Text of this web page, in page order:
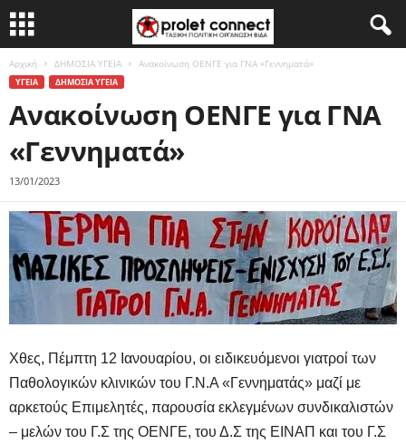
Αρχική ΔΗΜΟΣΙΑ ΥΓΕΙΑ Ανακοίνωση ΟΕΝΓΕ για ΓΝΑ «Γεννηματά»
ΥΓΕΙΑ ΔΗΜΟΣΙΑ ΥΓΕΙΑ
Ανακοίνωση ΟΕΝΓΕ για ΓΝΑ
«Γεννηματά»
13/01/2023
Χθες, Πέμπτη 12 Ιανουαρίου, οι ειδικευόμενοι γιατροί των
Παθολογικών κλινικών του Γ.Ν.Α «Γεννηματάς» μαζί με
αρκετούς Επιμελητές, παρουσία εκλεγμένων συνδικαλιστών
– μελών του Γ.Σ της ΟΕΝΓΕ, του Δ.Σ της ΕΙΝΑΠ και του Γ.Σ